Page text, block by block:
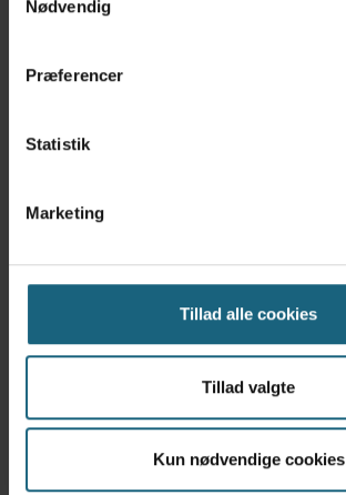
Nødvendig
Præferencer
Statistik
Marketing
Tillad alle cookies
Tillad valgte
Kun nødvendige cookies
Læs mere